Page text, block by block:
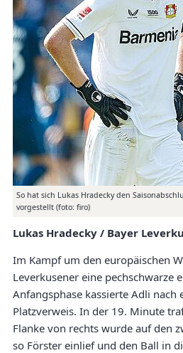
So hat sich Lukas Hradecky den
vorgestellt (foto: firo)
Lukas Hradecky / Bayer
Im Kampf um den europäischen
Leverkusener eine pechschwarze
Anfangsphase kassierte Adli nach
Platzverweis. In der 19. Minute
Flanke von rechts wurde auf den
so Förster einlief und den Ball in